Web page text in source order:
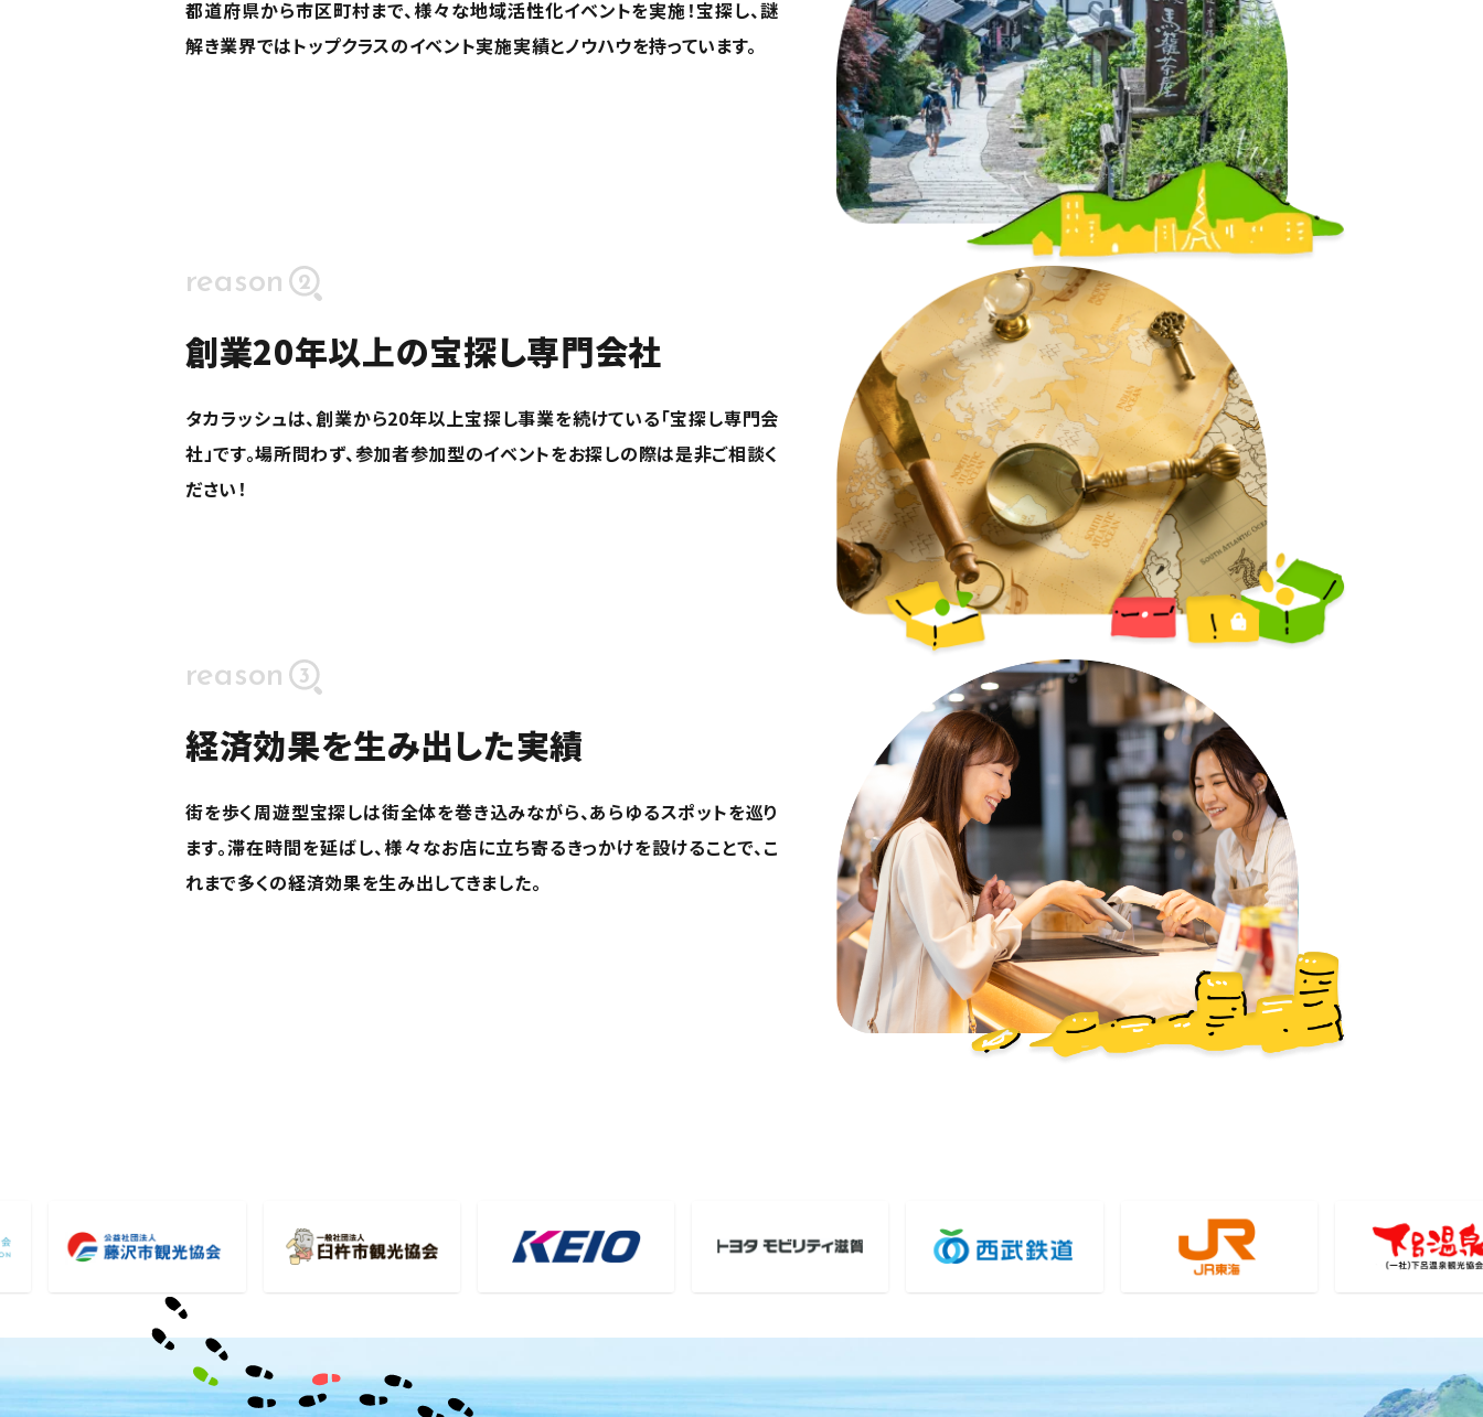
都道府県から市区町村まで、様々な地域活性化イベントを実施！宝探し、謎
解き業界ではトップクラスのイベント実施実績とノウハウを持っています。
reason 2
創業20年以上の宝探し専門会社
タカラッシュは、創業から20年以上宝探し事業を続けている「宝探し専門会
社」です。場所問わず、参加者参加型のイベントをお探しの際は是非ご相談く
ださい！
reason 3
経済効果を生み出した実績
街を歩く周遊型宝探しは街全体を巻き込みながら、あらゆるスポットを巡り
ます。滞在時間を延ばし、様々なお店に立ち寄るきっかけを設けることで、こ
れまで多くの経済効果を生み出してきました。